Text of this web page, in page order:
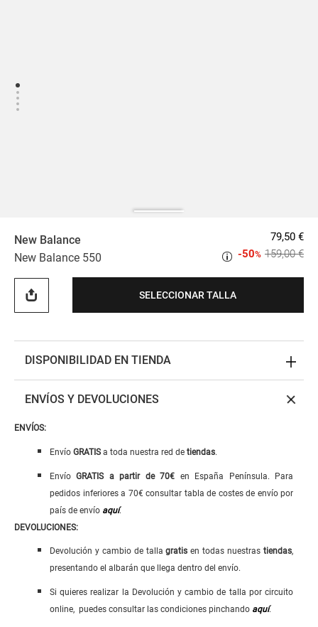
New Balance
New Balance 550
79,50 €
159,00 €
-50%
SELECCIONAR TALLA
DISPONIBILIDAD EN TIENDA
ENVÍOS Y DEVOLUCIONES
ENVÍOS:
Envío GRATISa toda nuestra red de tiendas.
EnvíoGRATISapartir de 70€ en España Península. Para
pedidos inferiores a 70€ consultar tabla de costes de envío por
país de envío aquí.
DEVOLUCIONES:
Devolución y cambio de tallagratisen todas nuestrastiendas,
presentando el albarán que llega dentro del envío.
Si quieres realizar la Devolución y cambio de talla por circuito
online, puedes consultar las condiciones pinchando aquí.